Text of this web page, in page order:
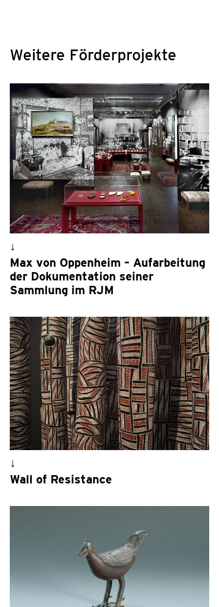
Weitere Förderprojekte
↓
Max von Oppenheim – Aufarbeitung
der Dokumentation seiner
Sammlung im RJM
↓
Wall of Resistance